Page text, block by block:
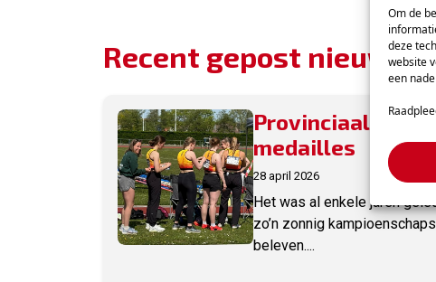
Om de
deze
website
een
Recent gepost nieuws
Provinciaal
medailles
28 april 2026
Het was al enkele jaren
zo’n zonnig
beleven....